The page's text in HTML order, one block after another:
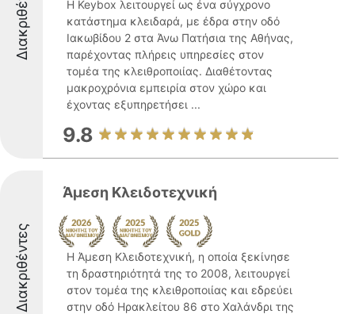
Η Keybox λειτουργεί ως ένα σύγχρονο
κατάστημα κλειδαρά, με έδρα στην οδό
Ιακωβίδου 2 στα Άνω Πατήσια της Αθήνας,
παρέχοντας πλήρεις υπηρεσίες στον
τομέα της κλειθροποιίας. Διαθέτοντας
μακροχρόνια εμπειρία στον χώρο και
έχοντας εξυπηρετήσει ...
9.8
Διακριθέντες
Άμεση Κλειδοτεχνική
Η Άμεση Κλειδοτεχνική, η οποία ξεκίνησε
τη δραστηριότητά της το 2008, λειτουργεί
στον τομέα της κλειθροποιίας και εδρεύει
στην οδό Ηρακλείτου 86 στο Χαλάνδρι της